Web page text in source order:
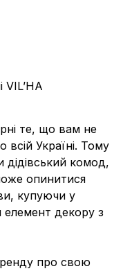
VIL’HA
те, що вам не
Україні. Тому
комод,
опинитися
купуючи у
декору з
про свою